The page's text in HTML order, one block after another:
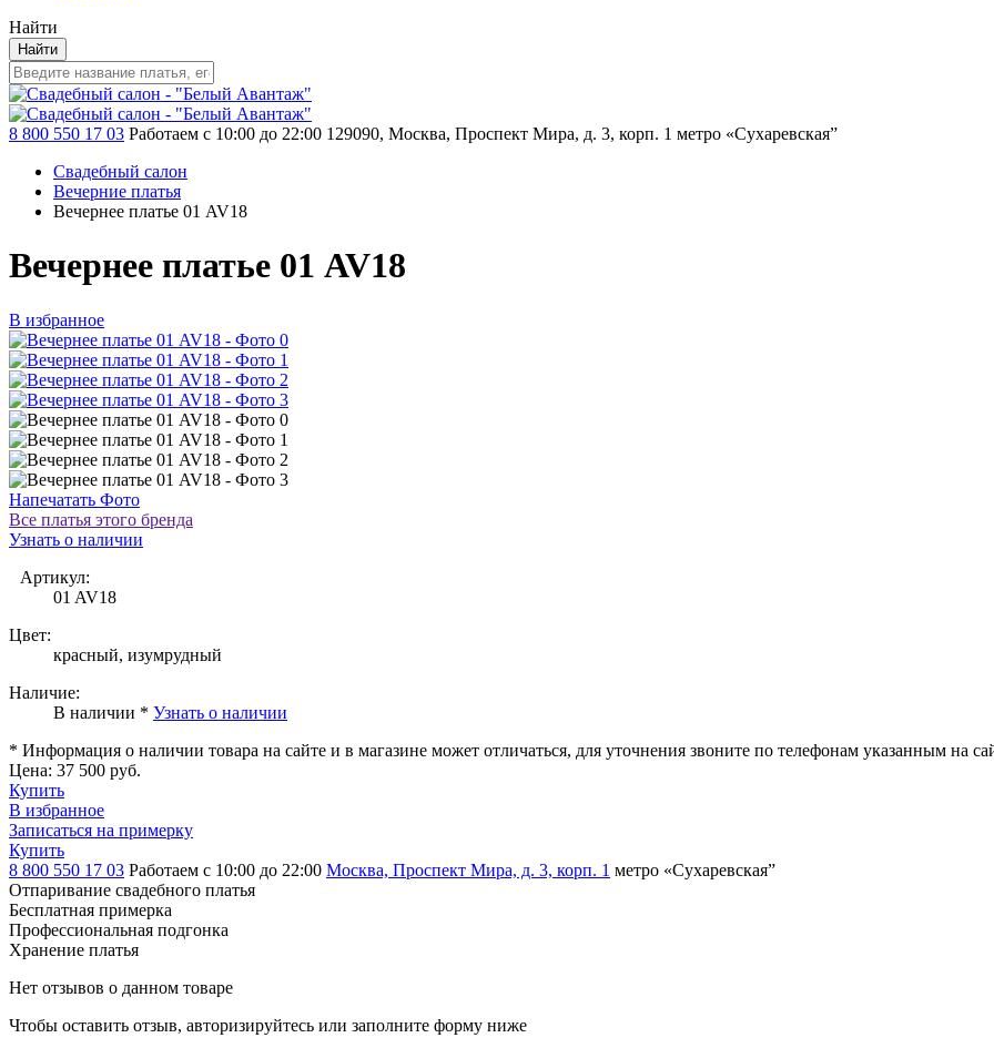
Найти
Найти
8 800 550 17 03 Работаем с 10:00 до 22:00 129090, Москва, Проспект Мира, д. 3, корп. 1 метро «Сухаревская”
Свадебный салон
Вечерние платья
Вечернее платье 01 AV18
Вечернее платье 01 AV18
В избранное
Напечатать Фото
Все платья этого бренда
Узнать о наличии
Артикул:
01 AV18
Цвет:
красный, изумрудный
Наличие:
В наличии * Узнать о наличии
* Информация о наличии товара на сайте и в магазине может отличаться, для уточнения звоните по телефонам указанным на
Цена: 37 500 руб.
Купить
В избранное
Записаться на примерку
Купить
8 800 550 17 03 Работаем с 10:00 до 22:00 Москва, Проспект Мира, д. 3, корп. 1 метро «Сухаревская”
Отпаривание свадебного платья
Бесплатная примерка
Профессиональная подгонка
Хранение платья
Нет отзывов о данном товаре
Чтобы оставить отзыв, авторизируйтесь или заполните форму ниже